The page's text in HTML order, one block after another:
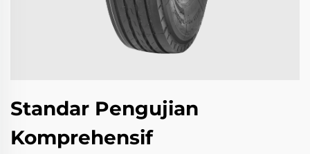
Standar Pengujian
Komprehensif